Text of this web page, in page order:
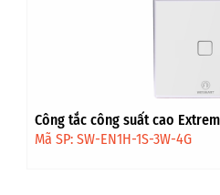
Công tắc công suất cao
Mã SP: SW-EN1H-1S-3W-4G